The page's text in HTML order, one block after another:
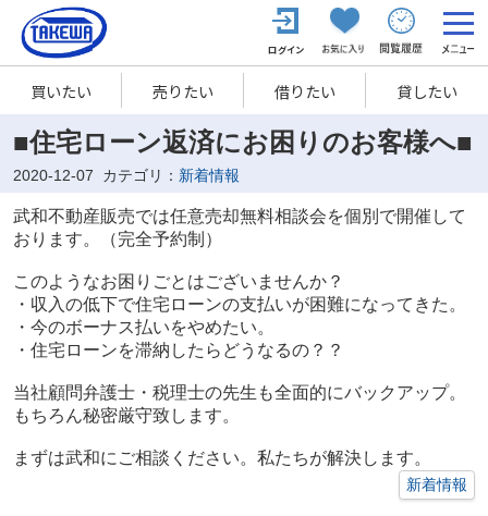
買いたい 売りたい 借りたい 貸したい
■住宅ローン返済にお困りのお客様へ■
2020-12-07 カテゴリ： 新着情報
武和不動産販売では任意売却無料相談会を個別で開催して
おります。
（完全予約制）
このようなお困りごとはございませんか？
・収入の低下で住宅ローンの支払いが困難になってきた。
・今のボーナス払いをやめたい。
・住宅ローンを滞納したらどうなるの？？
当社顧問弁護士・税理士の先生も全面的にバックアップ。
もちろん秘密厳守致します。
まずは武和にご相談ください。私たちが解決します。
新着情報